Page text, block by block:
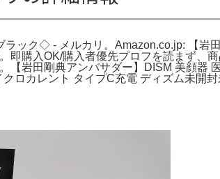
ック◇ - メルカリ。Amazon.co.jp: 【岩
即購入OK/購入者優先プロフを読まず、
岩田剛典アンバサダー】DISM 美顔器
ロカレント タイプC充電 ディズム未開